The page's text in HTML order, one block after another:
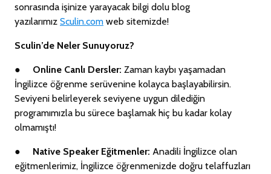
sonrasında işinize yarayacak bilgi dolu blog
yazılarımız Sculin.com web sitemizde!
Sculin’de Neler Sunuyoruz?
● Online Canlı Dersler: Zaman kaybı yaşamadan
İngilizce öğrenme serüvenine kolayca başlayabilirsin.
Seviyeni belirleyerek seviyene uygun dilediğin
programımızla bu sürece başlamak hiç bu kadar kolay
olmamıştı!
● Native Speaker Eğitmenler: Anadili İngilizce olan
eğitmenlerimiz, İngilizce öğrenmenizde doğru telaffuzları